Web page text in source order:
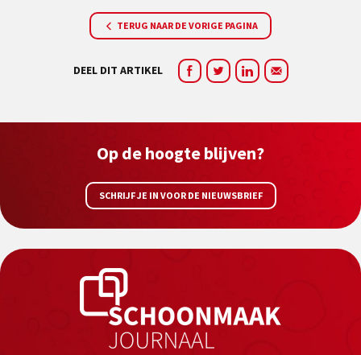
TERUG NAAR DE VORIGE PAGINA
DEEL DIT ARTIKEL
Op de hoogte blijven?
SCHRIJF JE IN VOOR DE NIEUWSBRIEF